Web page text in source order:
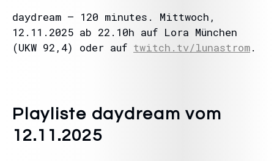
daydream – 120 minutes. Mittwoch,
12.11.2025 ab 22.10h auf Lora München
(UKW 92,4) oder auf twitch.tv/lunastrom.
Playliste daydream vom
12.11.2025